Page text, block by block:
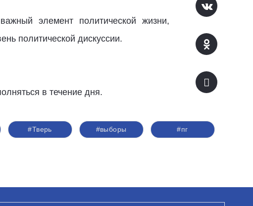
элемент политической жизни,
политической дискуссии.
в течение дня.
#Тверь #выборы #пг